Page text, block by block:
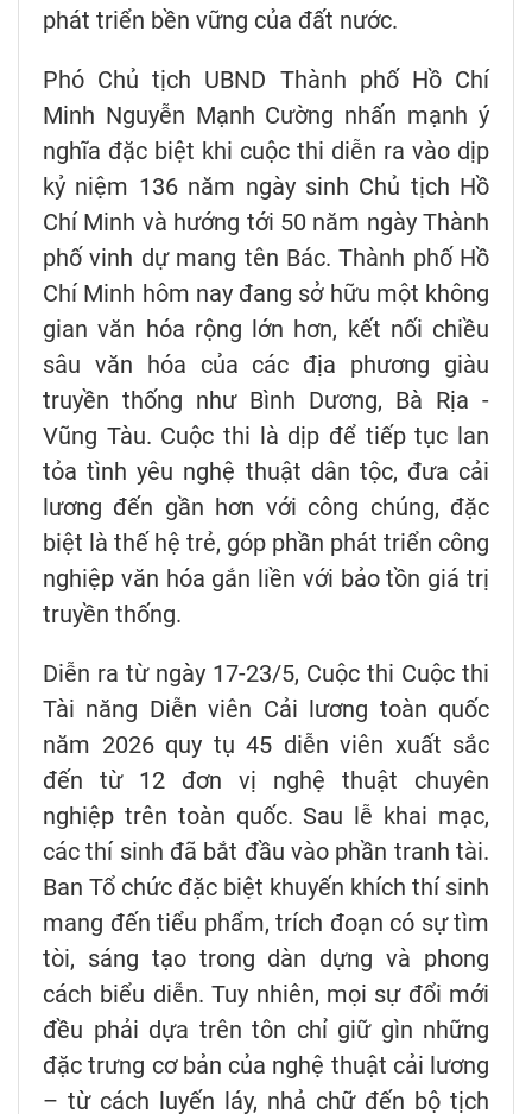
phát triển bền vững của đất nước.
Phó Chủ tịch UBND Thành phố Hồ Chí
Minh Nguyễn Mạnh Cường nhấn mạnh ý
nghĩa đặc biệt khi cuộc thi diễn ra vào dịp
kỷ niệm 136 năm ngày sinh Chủ tịch Hồ
Chí Minh và hướng tới 50 năm ngày Thành
phố vinh dự mang tên Bác. Thành phố Hồ
Chí Minh hôm nay đang sở hữu một không
gian văn hóa rộng lớn hơn, kết nối chiều
sâu văn hóa của các địa phương giàu
truyền thống như Bình Dương, Bà Rịa -
Vũng Tàu. Cuộc thi là dịp để tiếp tục lan
tỏa tình yêu nghệ thuật dân tộc, đưa cải
lương đến gần hơn với công chúng, đặc
biệt là thế hệ trẻ, góp phần phát triển công
nghiệp văn hóa gắn liền với bảo tồn giá trị
truyền thống.
Diễn ra từ ngày 17-23/5, Cuộc thi Cuộc thi
Tài năng Diễn viên Cải lương toàn quốc
năm 2026 quy tụ 45 diễn viên xuất sắc
đến từ 12 đơn vị nghệ thuật chuyên
nghiệp trên toàn quốc. Sau lễ khai mạc,
các thí sinh đã bắt đầu vào phần tranh tài.
Ban Tổ chức đặc biệt khuyến khích thí sinh
mang đến tiểu phẩm, trích đoạn có sự tìm
tòi, sáng tạo trong dàn dựng và phong
cách biểu diễn. Tuy nhiên, mọi sự đổi mới
đều phải dựa trên tôn chỉ giữ gìn những
đặc trưng cơ bản của nghệ thuật cải lương
– từ cách luyến láy, nhả chữ đến bộ tịch